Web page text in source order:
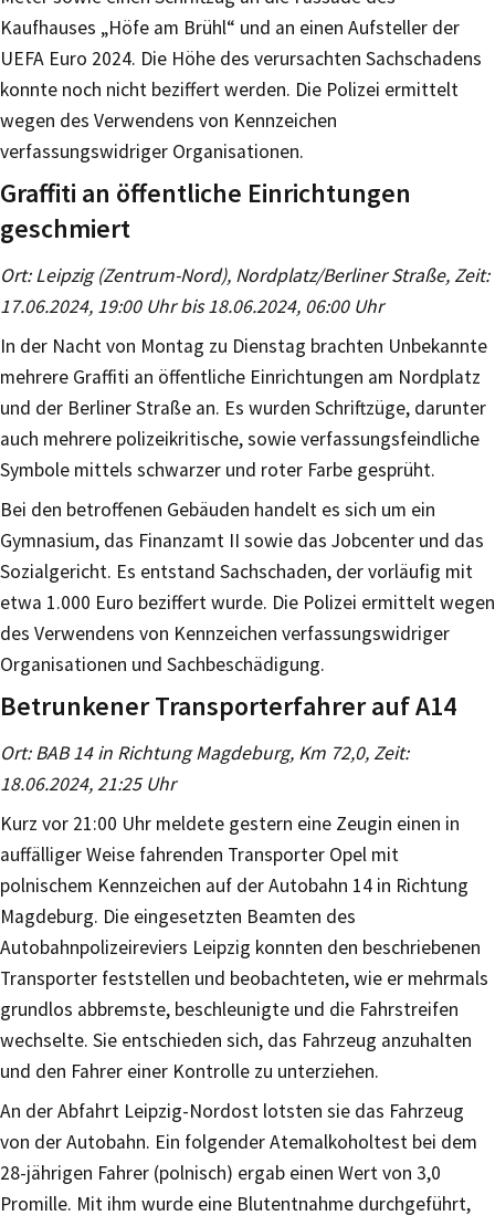
Kaufhauses „Höfe am Brühl“ und an einen Aufsteller der
UEFA Euro 2024. Die Höhe des verursachten Sachschadens
konnte noch nicht beziffert werden. Die Polizei ermittelt
wegen des Verwendens von Kennzeichen
verfassungswidriger Organisationen.
Graffiti an öffentliche Einrichtungen
geschmiert
Ort: Leipzig (Zentrum-Nord), Nordplatz/Berliner Straße, Zeit:
17.06.2024, 19:00 Uhr bis 18.06.2024, 06:00 Uhr
In der Nacht von Montag zu Dienstag brachten Unbekannte
mehrere Graffiti an öffentliche Einrichtungen am Nordplatz
und der Berliner Straße an. Es wurden Schriftzüge, darunter
auch mehrere polizeikritische, sowie verfassungsfeindliche
Symbole mittels schwarzer und roter Farbe gesprüht.
Bei den betroffenen Gebäuden handelt es sich um ein
Gymnasium, das Finanzamt II sowie das Jobcenter und das
Sozialgericht. Es entstand Sachschaden, der vorläufig mit
etwa 1.000 Euro beziffert wurde. Die Polizei ermittelt wegen
des Verwendens von Kennzeichen verfassungswidriger
Organisationen und Sachbeschädigung.
Betrunkener Transporterfahrer auf A14
Ort: BAB 14 in Richtung Magdeburg, Km 72,0, Zeit:
18.06.2024, 21:25 Uhr
Kurz vor 21:00 Uhr meldete gestern eine Zeugin einen in
auffälliger Weise fahrenden Transporter Opel mit
polnischem Kennzeichen auf der Autobahn 14 in Richtung
Magdeburg. Die eingesetzten Beamten des
Autobahnpolizeireviers Leipzig konnten den beschriebenen
Transporter feststellen und beobachteten, wie er mehrmals
grundlos abbremste, beschleunigte und die Fahrstreifen
wechselte. Sie entschieden sich, das Fahrzeug anzuhalten
und den Fahrer einer Kontrolle zu unterziehen.
An der Abfahrt Leipzig-Nordost lotsten sie das Fahrzeug
von der Autobahn. Ein folgender Atemalkoholtest bei dem
28-jährigen Fahrer (polnisch) ergab einen Wert von 3,0
Promille. Mit ihm wurde eine Blutentnahme durchgeführt,